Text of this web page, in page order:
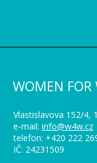
WOMEN
Vlastislavova 152/4,
e-mail: info@w4w.cz
telefon: +420 222
IČ: 24231509